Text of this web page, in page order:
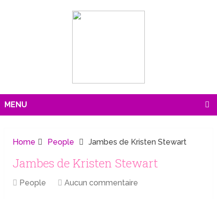
MENU
Home People Jambes de Kristen Stewart
Jambes de Kristen Stewart
People Aucun commentaire